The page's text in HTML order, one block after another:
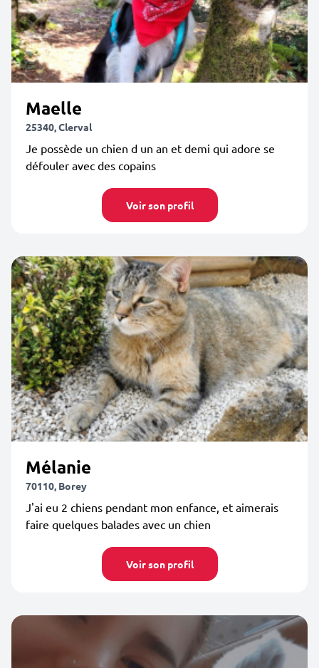
Maelle
25340, Clerval
Je possède un chien d un an et demi qui adore se
défouler avec des copains
Voir son profil
Mélanie
70110, Borey
J'ai eu 2 chiens pendant mon enfance, et aimerais
faire quelques balades avec un chien
Voir son profil